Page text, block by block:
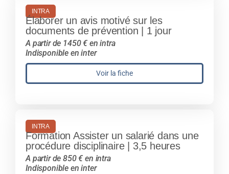
INTRA
Élaborer un avis motivé sur les
documents de prévention | 1 jour
A partir de 1450 € en intra
Indisponible en inter
Voir la fiche
INTRA
Formation Assister un salarié dans une
procédure disciplinaire | 3,5 heures
A partir de 850 € en intra
Indisponible en inter